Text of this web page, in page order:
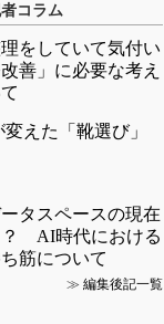
コラム
をしていて気付い
善」に必要な考え
えた「靴選び」
タスペースの現在
？ AI時代における
筋について
≫ 編集後記一覧